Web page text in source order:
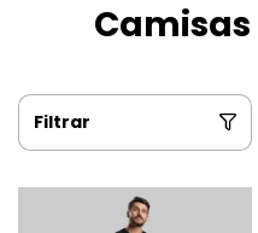
Filtrar